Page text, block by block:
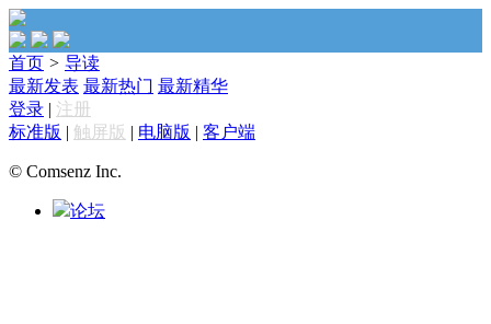
首页 > 导读
最新发表 最新热门 最新精华
登录 | 注册
标准版 | 触屏版 | 电脑版 | 客户端
© Comsenz Inc.
论坛